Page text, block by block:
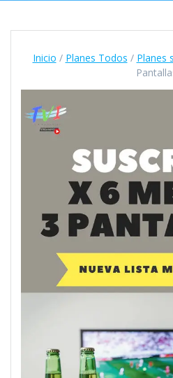
Inicio / Planes Todos / Planes